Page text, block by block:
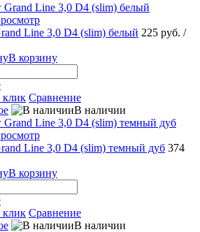
Line 3,0 D4 (slim) белый 225 руб. /
В корзину
клик Сравнение
В наличии
Line 3,0 D4 (slim) темный дуб 374
В корзину
клик Сравнение
В наличии